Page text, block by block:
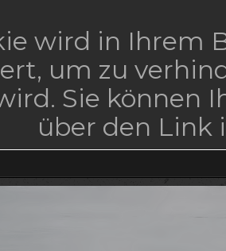
wird in Ihrem
um zu
Sie können
über den Link